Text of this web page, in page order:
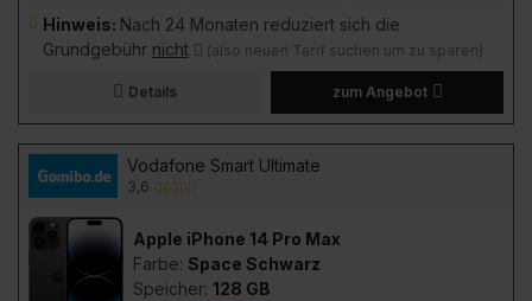
Hinweis: Nach 24 Monaten reduziert sich die
Grundgebühr nicht (also neuen Tarif suchen um zu sparen)
Details zum Angebot
Vodafone Smart Ultimate
3,6
Apple iPhone 14 Pro Max
Farbe: Space Schwarz
Speicher:128 GB